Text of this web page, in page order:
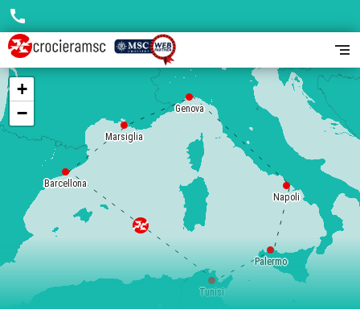
Palermo
Tunisi
Barcellona
Marsiglia
Genova
Napoli
+
−
call
segment